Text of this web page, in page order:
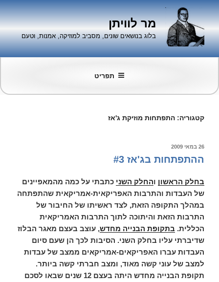
דילוג
לתוכן
מר לוויתן
בלוג בנושאים שונים, מסביב למוזיקה, אמנות, וטעם
תפריט
קטגוריה: התפתחות מוזיקת ג'אז
פורסם
26 במאי 2009
ההתפתחות בג'אז #3
בחלק הראשון והחלק השני כתבתי על כמה מהמאפיינים
של העבדות והתרבות האפריקאית-אמריקאית שהתפתחה
במהלך התקופה הזאת, לצד ראשיתו של החיבור של
התרבות הזאת והיתוכה לתוך התרבות האמריקאית
הכללית. בתקופת הבנייה מחדש, עוצב בעצם מאגר הבלוז
שדיברתי עליו בחלק השני. הסיבות לכך הן שעם סיום
העבדות עברו האפריקאים-אמריקאים ממצב של עבדות
למצב של עוני קשה מאוד, ומצב חברתי קשה ביותר.
תקופת הבנייה מחדש היתה בעצם 12 שנים שבאו לסכם